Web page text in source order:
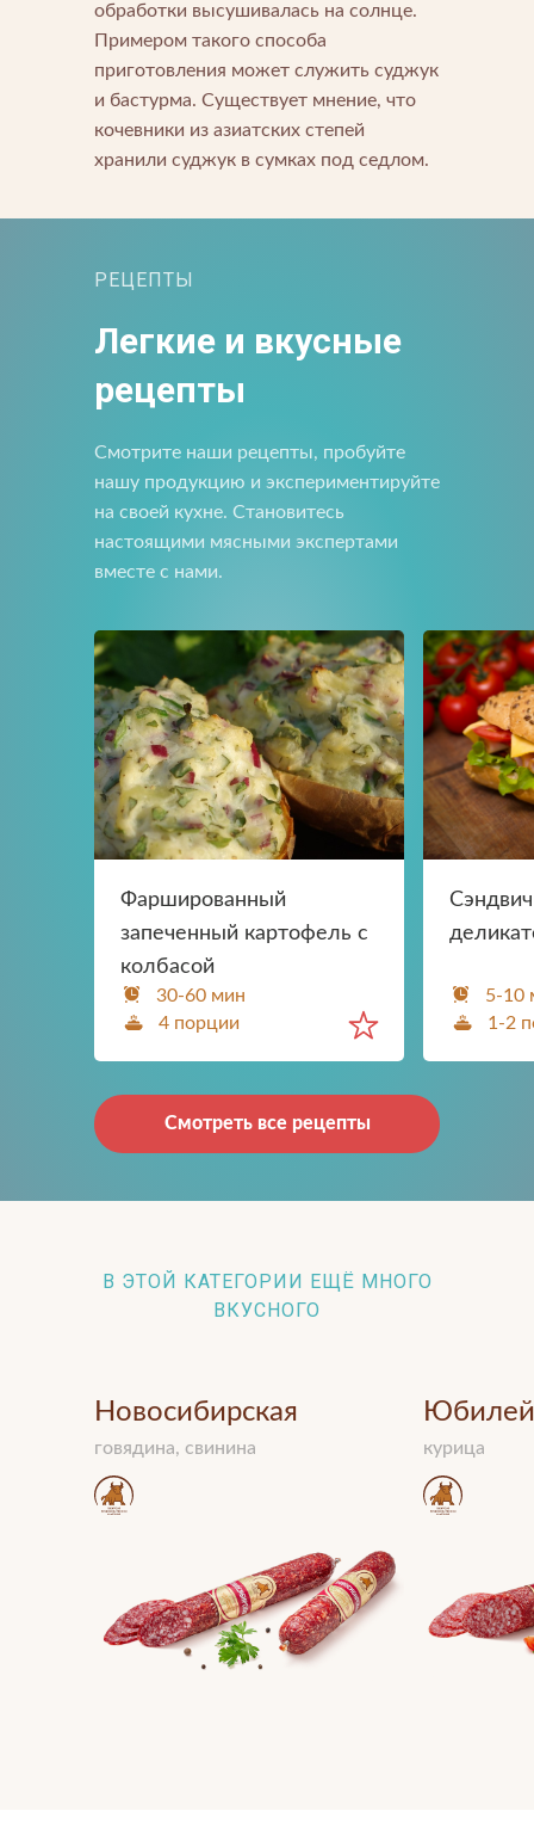
обработки высушивалась на солнце.
Примером такого способа
приготовления может служить суджук
и бастурма. Существует мнение, что
кочевники из азиатских степей
хранили суджук в сумках под седлом.
РЕЦЕПТЫ
Легкие и вкусные
рецепты
Смотрите наши рецепты, пробуйте
нашу продукцию и экспериментируйте
на своей кухне. Становитесь
настоящими мясными экспертами
вместе с нами.
Фаршированный
запеченный картофель с
колбасой
30-60 мин
4 порции
5-10
1-2
Смотреть все рецепты
В ЭТОЙ КАТЕГОРИИ ЕЩЁ МНОГО
ВКУСНОГО
Новосибирская
говядина, свинина курица
Отправить
Нажимая кнопку «Отправить», вы принимаете условия
Загрузите файлы в формате jpg, docx, doc, pdf.
Нажимая на кнопку, я принимаю условия соглашения.
Мы будем присылать вам только самое важное